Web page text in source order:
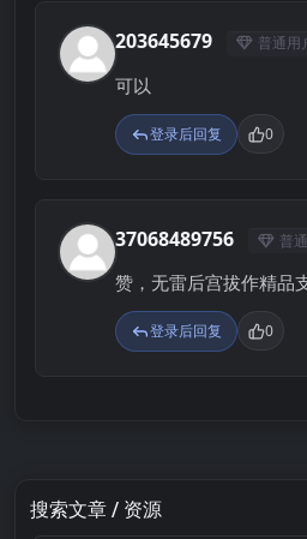
2 203645679 普通用
可以
登录后回复 0
3 37068489756 普
赞，无雷后宫拔作精品
登录后回复 0
搜索文章 / 资源